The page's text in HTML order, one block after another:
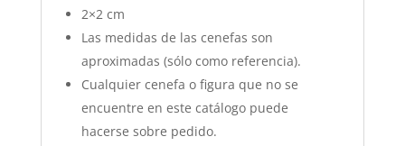
2×2 cm
Las medidas de las cenefas son
aproximadas (sólo como referencia).
Cualquier cenefa o figura que no se
encuentre en este catálogo puede
hacerse sobre pedido.